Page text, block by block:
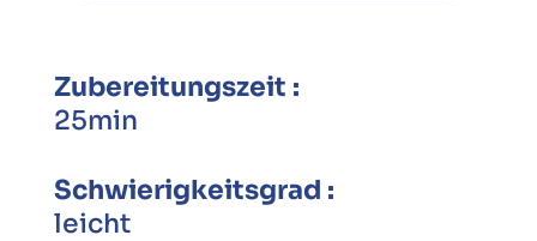
Zubereitungszeit :
25min
Schwierigkeitsgrad :
leicht